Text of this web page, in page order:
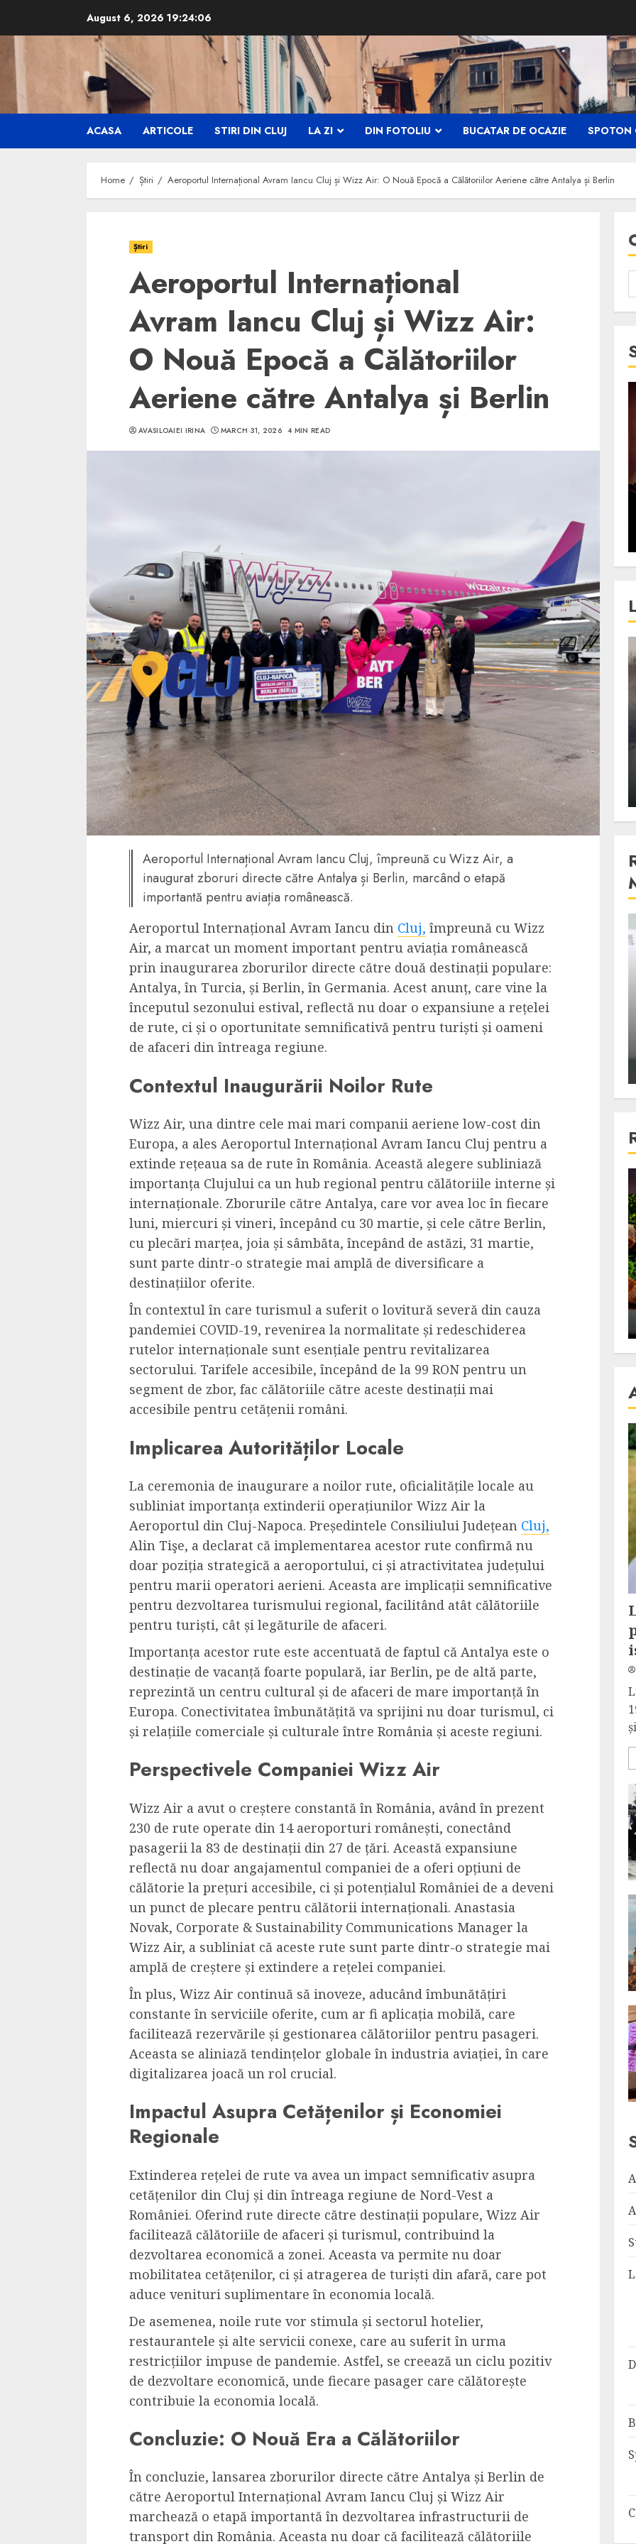
content
August 6, 2026 19:24:07
ACASA ARTICOLE STIRI DIN CLUJ LA ZI DIN FOTOLIU BUCATAR DE OCAZIE SPOTON
Home Știri Aeroportul Internațional Avram Iancu Cluj și Wizz Air: O Nouă Epocă a Călătoriilor Aeriene către Antalya și Berlin
Știri
Aeroportul Internațional
Avram Iancu Cluj și Wizz Air:
O Nouă Epocă a Călătoriilor
Aeriene către Antalya și Berlin
AVASILOAIEI IRINA MARCH 31, 2026 4 MIN READ
Aeroportul Internațional Avram Iancu Cluj, împreună cu Wizz Air, a
inaugurat zboruri directe către Antalya și Berlin, marcând o etapă
importantă pentru aviația românească.
Aeroportul Internațional Avram Iancu din Cluj, împreună cu Wizz
Air, a marcat un moment important pentru aviația românească
prin inaugurarea zborurilor directe către două destinații populare:
Antalya, în Turcia, și Berlin, în Germania. Acest anunț, care vine la
începutul sezonului estival, reflectă nu doar o expansiune a rețelei
de rute, ci și o oportunitate semnificativă pentru turiști și oameni
de afaceri din întreaga regiune.
Contextul Inaugurării Noilor Rute
Wizz Air, una dintre cele mai mari companii aeriene low-cost din
Europa, a ales Aeroportul Internațional Avram Iancu Cluj pentru a
extinde rețeaua sa de rute în România. Această alegere subliniază
importanța Clujului ca un hub regional pentru călătoriile interne și
internaționale. Zborurile către Antalya, care vor avea loc în fiecare
luni, miercuri și vineri, începând cu 30 martie, și cele către Berlin,
cu plecări marțea, joia și sâmbăta, începând de astăzi, 31 martie,
sunt parte dintr-o strategie mai amplă de diversificare a
destinațiilor oferite.
În contextul în care turismul a suferit o lovitură severă din cauza
pandemiei COVID-19, revenirea la normalitate și redeschiderea
rutelor internaționale sunt esențiale pentru revitalizarea
sectorului. Tarifele accesibile, începând de la 99 RON pentru un
segment de zbor, fac călătoriile către aceste destinații mai
accesibile pentru cetățenii români.
Implicarea Autorităților Locale
La ceremonia de inaugurare a noilor rute, oficialitățile locale au
subliniat importanța extinderii operațiunilor Wizz Air la
Aeroportul din Cluj-Napoca. Președintele Consiliului Județean Cluj,
Alin Tişe, a declarat că implementarea acestor rute confirmă nu
doar poziția strategică a aeroportului, ci și atractivitatea județului
pentru marii operatori aerieni. Aceasta are implicații semnificative
pentru dezvoltarea turismului regional, facilitând atât călătoriile
pentru turiști, cât și legăturile de afaceri.
Importanța acestor rute este accentuată de faptul că Antalya este o
destinație de vacanță foarte populară, iar Berlin, pe de altă parte,
reprezintă un centru cultural și de afaceri de mare importanță în
Europa. Conectivitatea îmbunătățită va sprijini nu doar turismul, ci
și relațiile comerciale și culturale între România și aceste regiuni.
Perspectivele Companiei Wizz Air
Wizz Air a avut o creștere constantă în România, având în prezent
230 de rute operate din 14 aeroporturi românești, conectând
pasagerii la 83 de destinații din 27 de țări. Această expansiune
reflectă nu doar angajamentul companiei de a oferi opțiuni de
călătorie la prețuri accesibile, ci și potențialul României de a deveni
un punct de plecare pentru călătorii internaționali. Anastasia
Novak, Corporate & Sustainability Communications Manager la
Wizz Air, a subliniat că aceste rute sunt parte dintr-o strategie mai
amplă de creștere și extindere a rețelei companiei.
În plus, Wizz Air continuă să inoveze, aducând îmbunătățiri
constante în serviciile oferite, cum ar fi aplicația mobilă, care
facilitează rezervările și gestionarea călătoriilor pentru pasageri.
Aceasta se aliniază tendințelor globale în industria aviației, în care
digitalizarea joacă un rol crucial.
Impactul Asupra Cetățenilor și Economiei
Regionale
Extinderea rețelei de rute va avea un impact semnificativ asupra
cetățenilor din Cluj și din întreaga regiune de Nord-Vest a
României. Oferind rute directe către destinații populare, Wizz Air
facilitează călătoriile de afaceri și turismul, contribuind la
dezvoltarea economică a zonei. Aceasta va permite nu doar
mobilitatea cetățenilor, ci și atragerea de turiști din afară, care pot
aduce venituri suplimentare în economia locală.
De asemenea, noile rute vor stimula și sectorul hotelier,
restaurantele și alte servicii conexe, care au suferit în urma
restricțiilor impuse de pandemie. Astfel, se creează un ciclu pozitiv
de dezvoltare economică, unde fiecare pasager care călătorește
contribuie la economia locală.
Concluzie: O Nouă Era a Călătoriilor
În concluzie, lansarea zborurilor directe către Antalya și Berlin de
către Aeroportul Internațional Avram Iancu Cluj și Wizz Air
marchează o etapă importantă în dezvoltarea infrastructurii de
transport din România. Aceasta nu doar că facilitează călătoriile
5 min read
SpotOn Cluj
Ce poti vizita in jurul
4 min read
Festivalurile Clujului. De
DECEMBER 13, 2023
4 min read
La zi
Razboiul din Gaza, scanteia
fatala pentru Orientul
Mijlociu?
ALEXANDRU S. NOVEMBER 1, 2023
3 min read
Stiinta
Lumina ar putea contribui
si ea la evaporarea apei in
natura
ALEXANDRU S. DECEMBER 27, 2023
3 min read
Din fotoliu
Dungeons & Dragons:
Onoare printre hoti, un
film ca un joc care te
cucereste de la primele
cadre
4 min read
Din fotoliu
The Killer, un film care nu a
reusit sa se ridice la
nivelul asteptarilor
4 min read
Bucatar de ocazie
Cele mai delicioase retete
cu piept de curcan
MAY 24, 2023
4 min read
Bucatar de ocazie
3 retete delicioase in care
incontestabila
ALEXANDRU S. NOVEMBER 29, 2023